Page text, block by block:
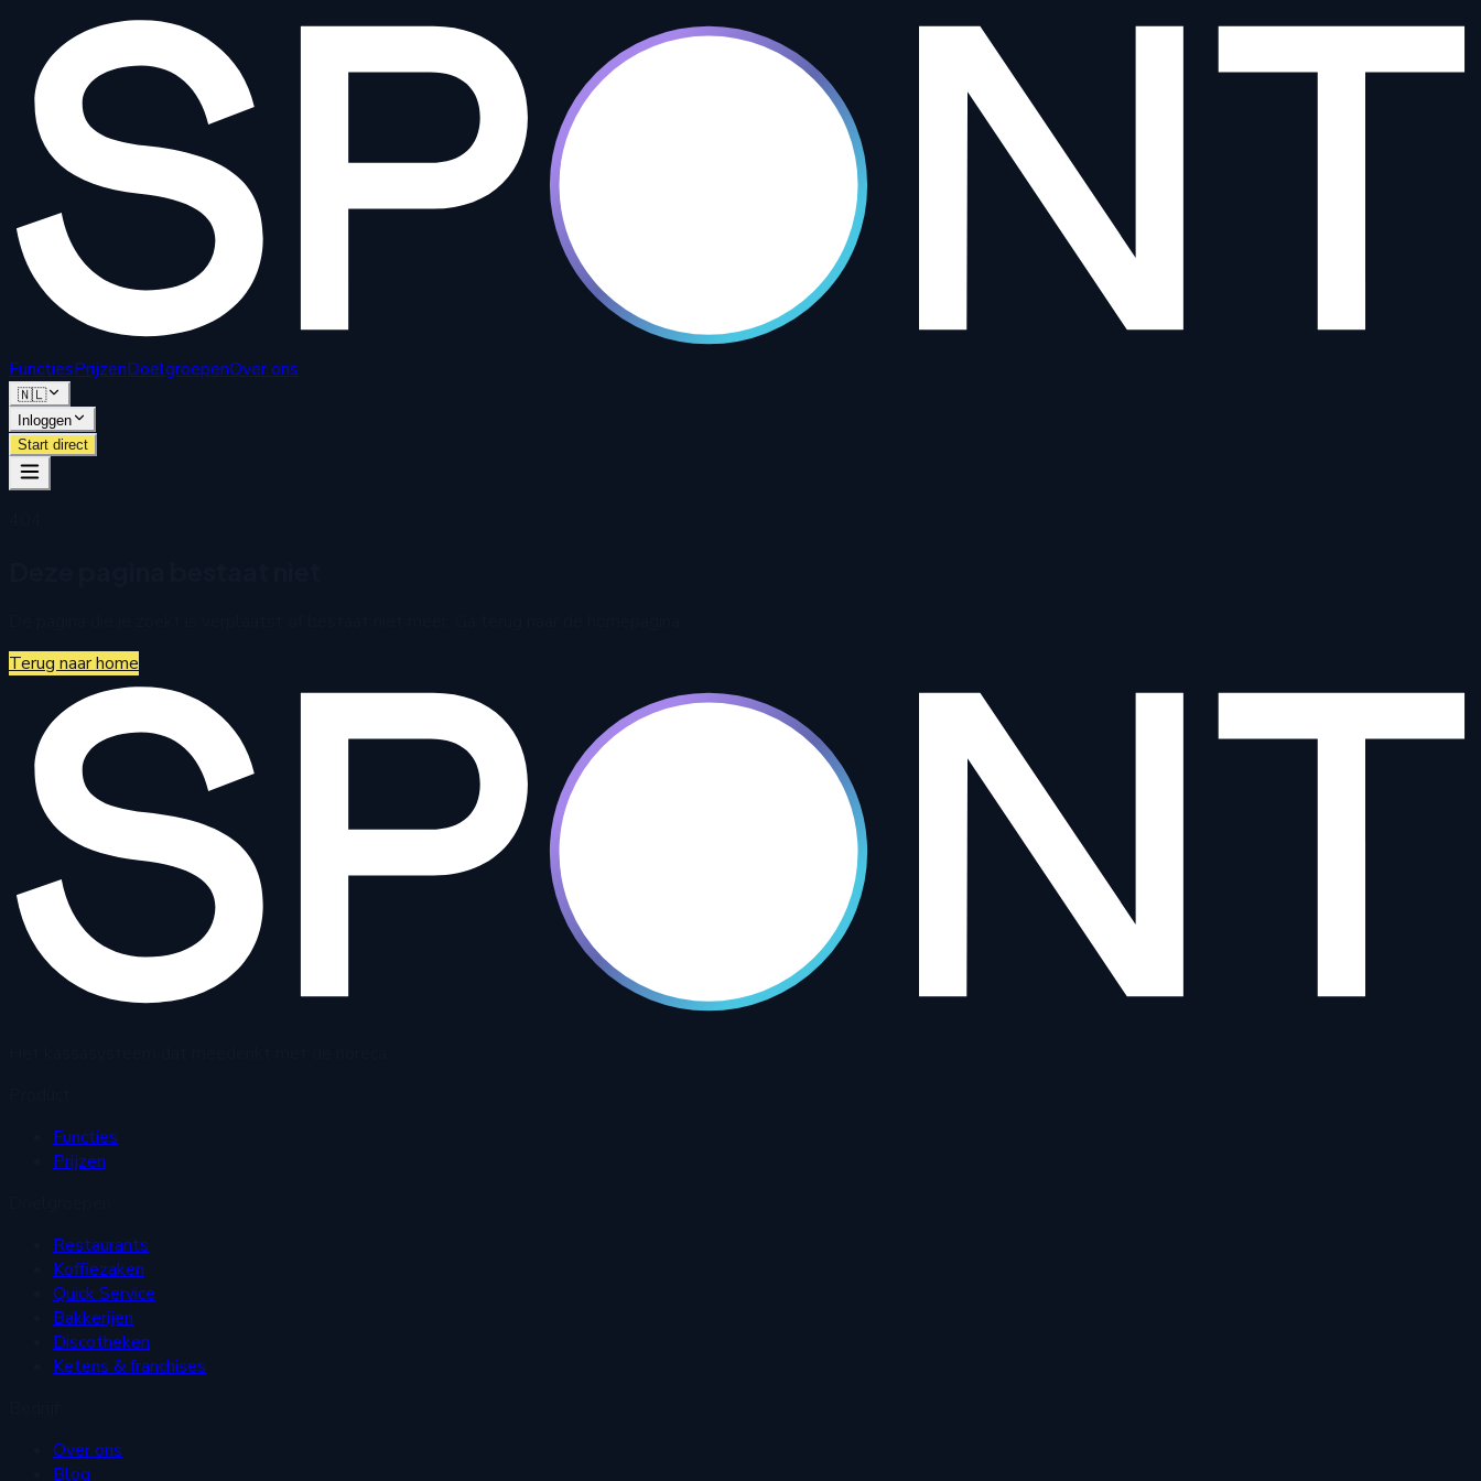
FunctiesPrijzenDoelgroepenOver ons
🇳🇱
Inloggen
Start direct
Terug naar home
Functies
Prijzen
Restaurants
Koffiezaken
Quick Service
Bakkerijen
Discotheken
Ketens & franchises
Over ons
Blog